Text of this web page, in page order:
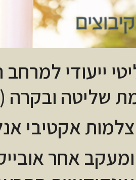
ייעודי
שליטה
אקטיבי
ומעקב אחר